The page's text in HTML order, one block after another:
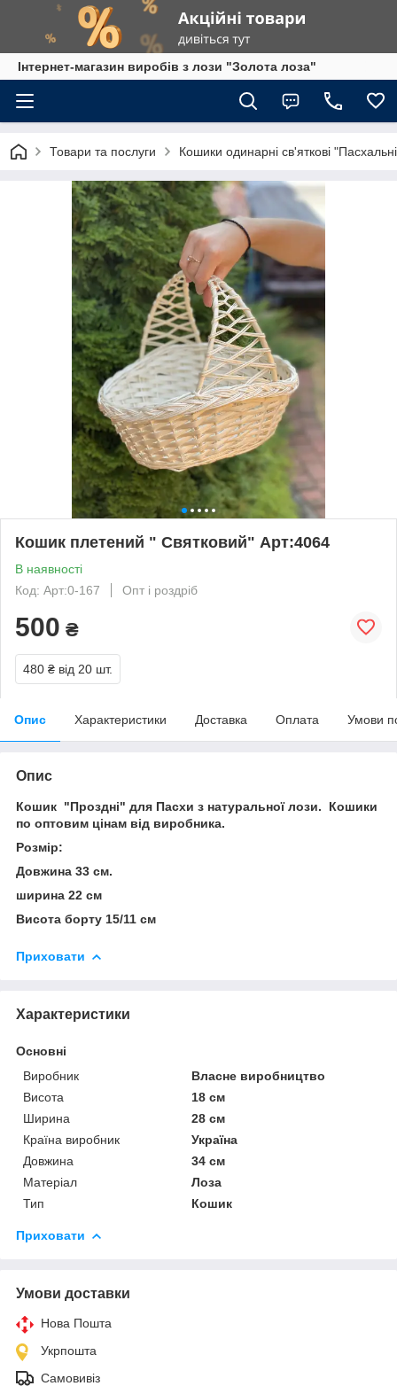
Інтернет-магазин виробів з лози "Золота лоза"
Товари та послуги Кошики одинарні св'яткові
Кошик плетений " Святковий" Арт:4064
В наявності
Код: Арт:0-167
Опт і роздріб
500 ₴
480 ₴ від 20 шт.
Опис Характеристики Доставка Оплата Умови
Опис
Кошик "Проздні" для Пасхи з натуральної лози. Кошики
по оптовим цінам від виробника.
Розмір:
Довжина 33 см.
ширина 22 см
Висота борту 15/11 см
Приховати
Характеристики
Основні
Виробник
Власне виробництво
Висота
18 см
Ширина
28 см
Країна виробник
Україна
Довжина
34 см
Матеріал
Лоза
Тип
Кошик
Приховати
Умови доставки
Нова Пошта
Укрпошта
Самовивіз